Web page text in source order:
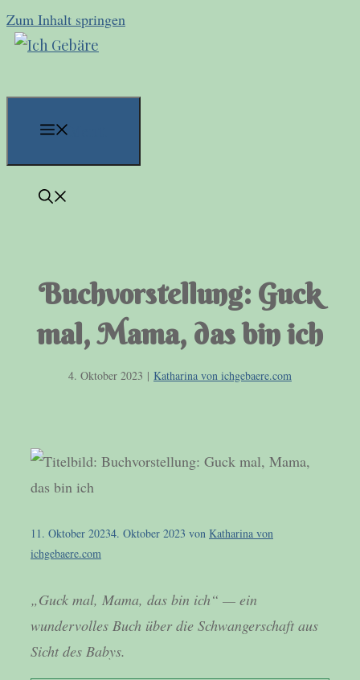
Zum Inhalt springen
Buchvorstellung: Guck
mal, Mama, das bin ich
4. Oktober 2023 | Katharina von ichgebaere.com
11. Oktober 20234. Oktober 2023 von Katharina von
ichgebaere.com
„Guck mal, Mama, das bin ich“ — ein
wundervolles Buch über die Schwangerschaft aus
Sicht des Babys.